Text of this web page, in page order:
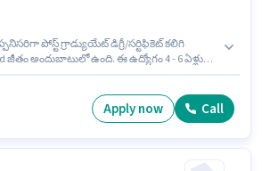
పోస్ట్ గ్రాడ్యుయేట్ డిగ్రీ/సర్టిఫికెట్ కలిగి
అందుబాటులో ఉంది. ఈ ఉద్యోగం 4 - 6 ఏళ్లు
వంటి నైపుణ్యాలు ఉండాలి. ఈ ఉద్యోగం సాకేత్, ఢిల్లీ
గురువు / బోధకుడు విభాగంలో ఇంగ్లీష్ టీచర్
Apply now Call